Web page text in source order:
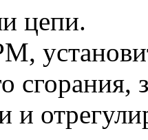
цепи.
сгорания,
и